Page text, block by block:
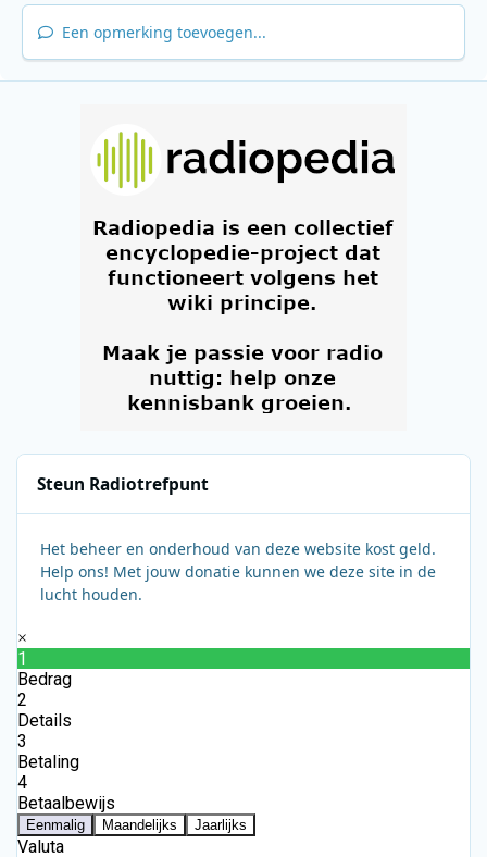
Een opmerking toevoegen...
Steun Radiotrefpunt
Het beheer en onderhoud van deze website kost geld.
Help ons! Met jouw donatie kunnen we deze site in de
lucht houden.